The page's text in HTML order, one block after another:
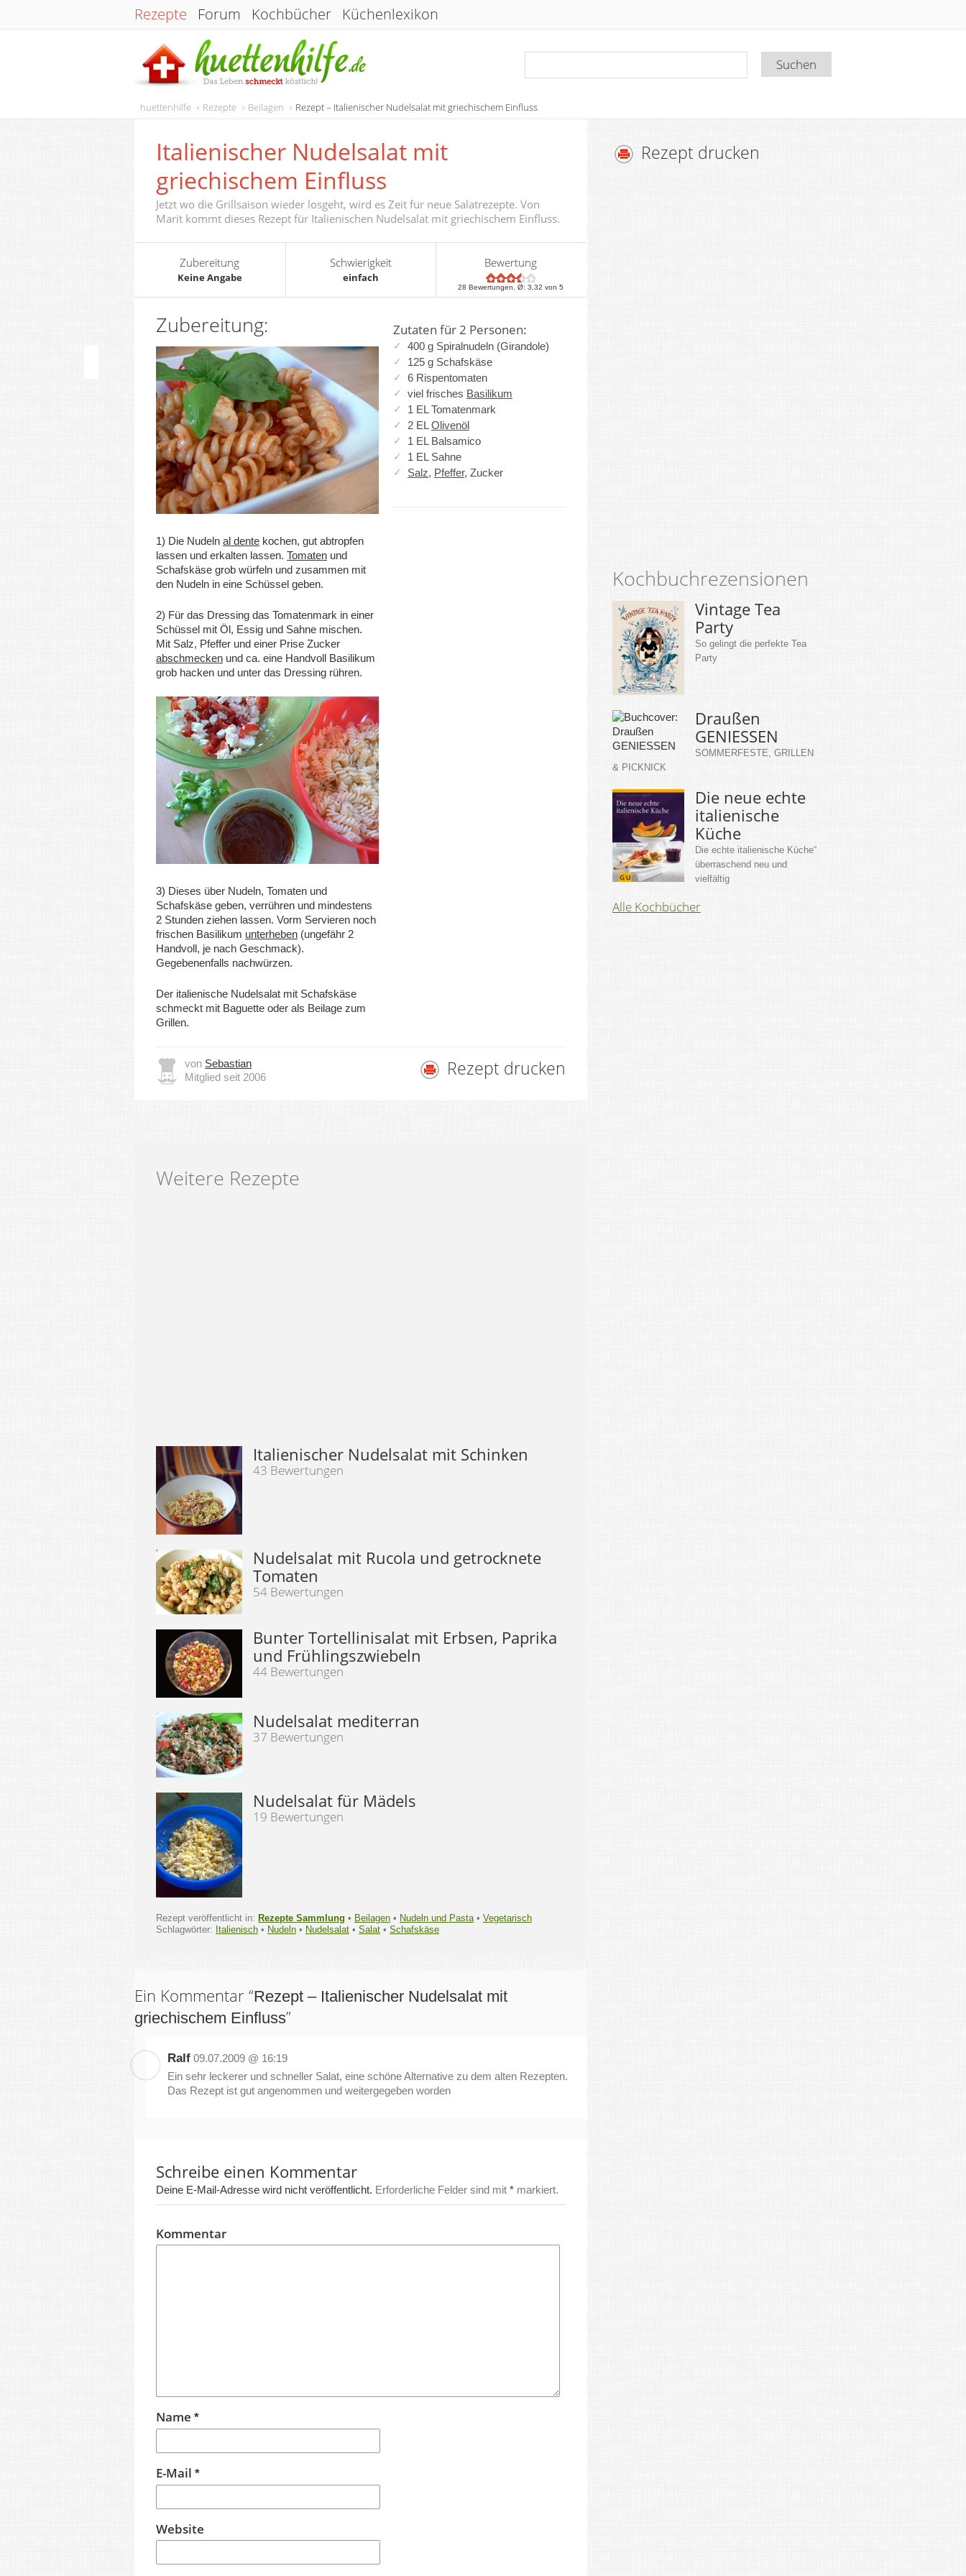
Rezepte Forum Kochbücher Küchenlexikon
huettenhilfe Rezepte Beilagen Rezept – Italienischer Nudelsalat mit griechischem Einfluss
Italienischer Nudelsalat mit
griechischem Einfluss
Jetzt wo die Grillsaison wieder losgeht, wird es Zeit für neue Salatrezepte. Von
Marit kommt dieses Rezept für Italienischen Nudelsalat mit griechischem Einfluss.
Zubereitung
Keine Angabe
Schwierigkeit
einfach
Bewertung
28 Bewertungen, Ø:3,32 von 5
Zutaten für 2 Personen:
400 g Spiralnudeln (Girandole)
125 g Schafskäse
6 Rispentomaten
viel frisches Basilikum
1 EL Tomatenmark
2 EL Olivenöl
1 EL Balsamico
1 EL Sahne
Salz, Pfeffer, Zucker
Zubereitung:
1) Die Nudeln al dente kochen, gut abtropfen
lassen und erkalten lassen. Tomaten und
Schafskäse grob würfeln und zusammen mit
den Nudeln in eine Schüssel geben.
2) Für das Dressing das Tomatenmark in einer
Schüssel mit Öl, Essig und Sahne mischen.
Mit Salz, Pfeffer und einer Prise Zucker
abschmecken und ca. eine Handvoll Basilikum
grob hacken und unter das Dressing rühren.
3) Dieses über Nudeln, Tomaten und
Schafskäse geben, verrühren und mindestens
2 Stunden ziehen lassen. Vorm Servieren noch
frischen Basilikum unterheben (ungefähr 2
Handvoll, je nach Geschmack).
Gegebenenfalls nachwürzen.
Der italienische Nudelsalat mit Schafskäse
schmeckt mit Baguette oder als Beilage zum
Grillen.
von Sebastian
Mitglied seit 2006
Rezept drucken
Rezept drucken
Kochbuchrezensionen
Vintage Tea
Party
So gelingt die perfekte Tea
Party
Draußen
GENIESSEN
SOMMERFESTE, GRILLEN
& PICKNICK
Die neue echte
italienische
Küche
Die echte italienische Küche“
überraschend neu und
vielfältig
Alle Kochbücher
Weitere Rezepte
Italienischer Nudelsalat mit Schinken
43 Bewertungen
Nudelsalat mit Rucola und getrocknete
Tomaten
54 Bewertungen
Bunter Tortellinisalat mit Erbsen, Paprika
und Frühlingszwiebeln
44 Bewertungen
Nudelsalat mediterran
37 Bewertungen
Nudelsalat für Mädels
19 Bewertungen
Rezept veröffentlicht in: Rezepte Sammlung • Beilagen • Nudeln und Pasta• Vegetarisch
Schlagwörter: Italienisch • Nudeln • Nudelsalat • Salat • Schafskäse
Ein Kommentar “Rezept – Italienischer Nudelsalat mit
griechischem Einfluss”
Ralf 09.07.2009 @ 16:19
Ein sehr leckerer und schneller Salat, eine schöne Alternative zu dem alten Rezepten.
Das Rezept ist gut angenommen und weitergegeben worden
Schreibe einen Kommentar
Deine E-Mail-Adresse wird nicht veröffentlicht. Erforderliche Felder sind mit * markiert.
Kommentar
Name *
E-Mail *
Website